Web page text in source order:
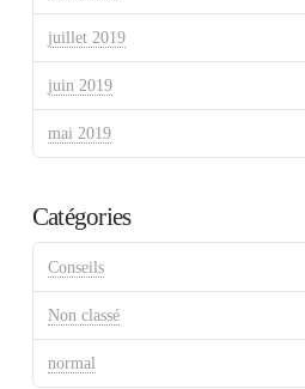
juillet 2019
juin 2019
mai 2019
Catégories
Conseils
Non classé
normal